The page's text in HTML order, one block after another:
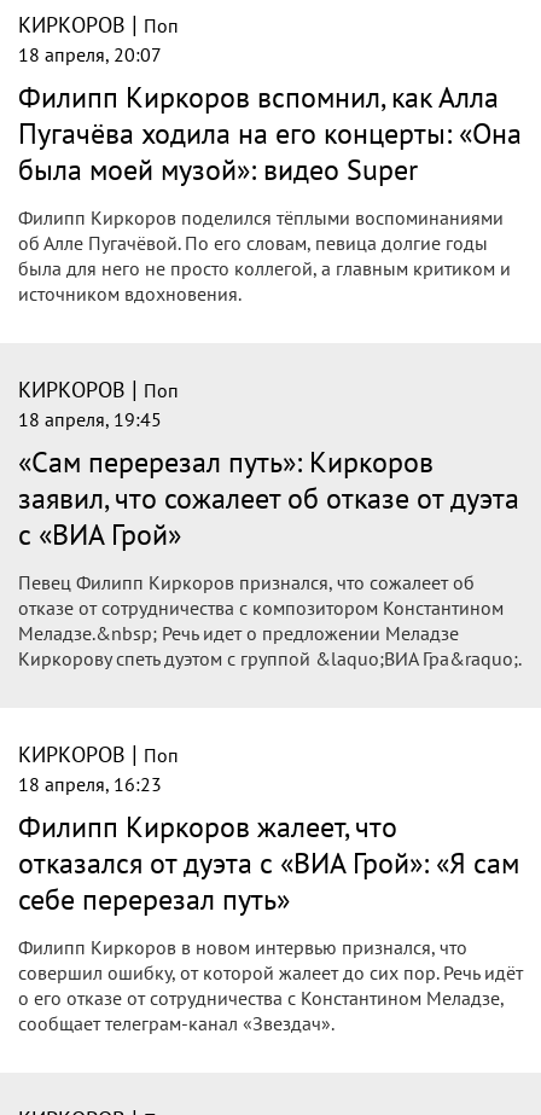
КИРКОРОВ |Поп
18 апреля, 21:11
«Сам перерезал путь»: Киркоров
признался в ошибке, о которой жалеет
до сих пор
Артист уверен, что недальновидность лишила его
культовых хитов.
КИРКОРОВ | Поп
18 апреля, 20:43
Филипп Киркоров вспомнил свою
юношескую любовь: «Она была на Аллу
Пугачёву похожа»: видео Super
Филипп Киркоров разбирал домашний архив и наткнулся
на старое фото. На снимке — он сам и девушка по имени
Марина. «У неё кудряшки, она была на Аллу Пугачёву
похожа.
КИРКОРОВ | Поп
18 апреля, 20:07
Филипп Киркоров вспомнил, как Алла
Пугачёва ходила на его концерты: «Она
была моей музой»: видео Super
Филипп Киркоров поделился тёплыми воспоминаниями
об Алле Пугачёвой. По его словам, певица долгие годы
была для него не просто коллегой, а главным критиком и
источником вдохновения.